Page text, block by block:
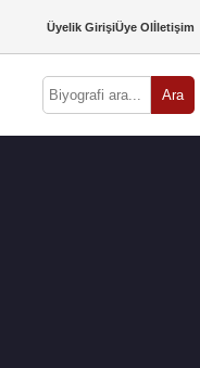
Üyelik GirişiÜye Olİletişim
Ara